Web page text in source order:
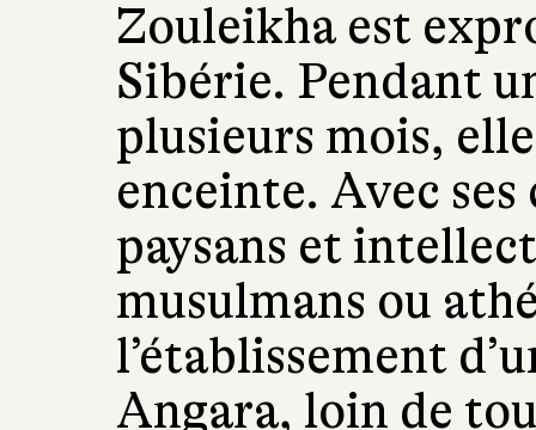
Zouleikha est
Sibérie. Pendant
plusieurs mois,
enceinte. Avec ses
paysans et
musulmans ou
l’établissement
Angara, loin de